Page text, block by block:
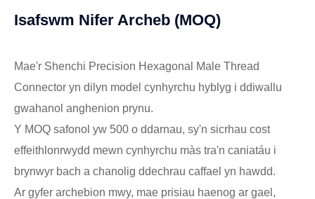
Isafswm Nifer Archeb (MOQ)
Mae'r Shenchi Precision Hexagonal Male Thread
Connector yn dilyn model cynhyrchu hyblyg i ddiwallu
gwahanol anghenion prynu.
Y MOQ safonol yw 500 o ddarnau, sy'n sicrhau cost
effeithlonrwydd mewn cynhyrchu màs tra'n caniatáu i
brynwyr bach a chanolig ddechrau caffael yn hawdd.
Ar gyfer archebion mwy, mae prisiau haenog ar gael,